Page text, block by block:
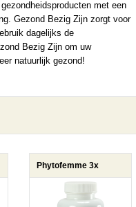
met een
Gezond Bezig Zijn zorgt voor
dagelijks de
Bezig Zijn om uw
natuurlijk gezond!
Phytofemme 3x